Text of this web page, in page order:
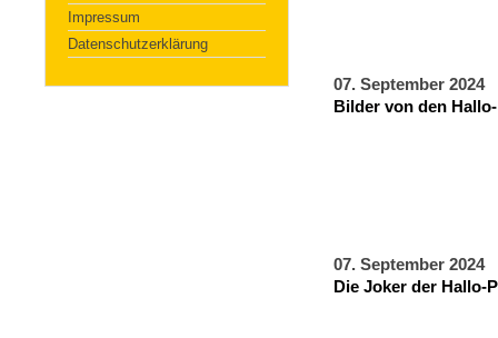
Impressum
Datenschutzerklärung
07. September 2024
Bilder von den
07. September 2024
Die Joker der Hallo-